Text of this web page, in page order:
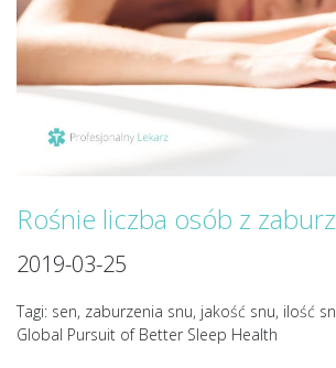
Rośnie liczba osób z
2019-03-25
Tagi: sen, zaburzenia snu, jakość snu, ilość
Global Pursuit of Better Sleep Health